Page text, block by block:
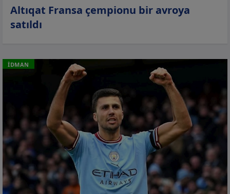
Altıqat Fransa çempionu bir avroya
satıldı
İDMAN